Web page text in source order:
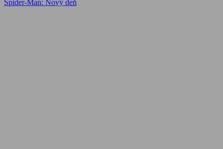
v
Post:
Next
Spider-Man: Nový deň